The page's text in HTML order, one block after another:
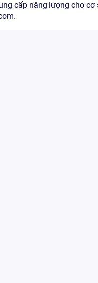
cấp năng lượng cho